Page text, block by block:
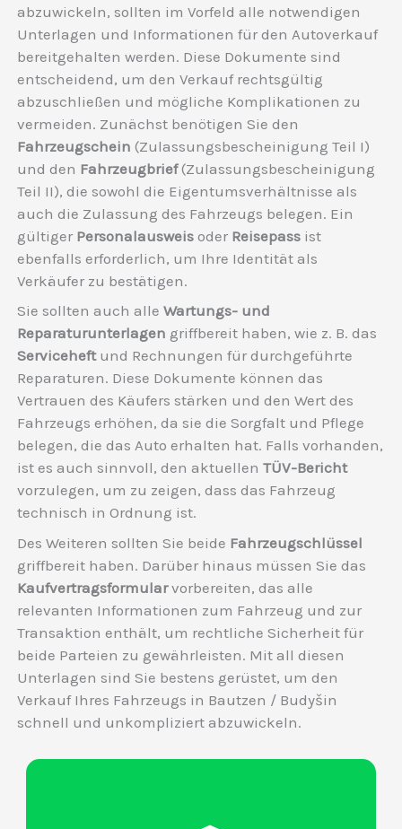
abzuwickeln, sollten im Vorfeld alle notwendigen
Unterlagen und Informationen für den Autoverkauf
bereitgehalten werden. Diese Dokumente sind
entscheidend, um den Verkauf rechtsgültig
abzuschließen und mögliche Komplikationen zu
vermeiden. Zunächst benötigen Sie den
Fahrzeugschein (Zulassungsbescheinigung Teil I)
und den Fahrzeugbrief(Zulassungsbescheinigung
Teil II), die sowohl die Eigentumsverhältnisse als
auch die Zulassung des Fahrzeugs belegen. Ein
gültiger Personalausweis oder Reisepass ist
ebenfalls erforderlich, um Ihre Identität als
Verkäufer zu bestätigen.
Sie sollten auch alle Wartungs- und
Reparaturunterlagen griffbereit haben, wie z. B. das
Serviceheftund Rechnungen für durchgeführte
Reparaturen. Diese Dokumente können das
Vertrauen des Käufers stärken und den Wert des
Fahrzeugs erhöhen, da sie die Sorgfalt und Pflege
belegen, die das Auto erhalten hat. Falls vorhanden,
ist es auch sinnvoll, den aktuellen TÜV-Bericht
vorzulegen, um zu zeigen, dass das Fahrzeug
technisch in Ordnung ist.
Des Weiteren sollten Sie beide Fahrzeugschlüssel
griffbereit haben. Darüber hinaus müssen Sie das
Kaufvertragsformularvorbereiten, das alle
relevanten Informationen zum Fahrzeug und zur
Transaktion enthält, um rechtliche Sicherheit für
beide Parteien zu gewährleisten. Mit all diesen
Unterlagen sind Sie bestens gerüstet, um den
Verkauf Ihres Fahrzeugs in Bautzen / Budyšin
schnell und unkompliziert abzuwickeln.